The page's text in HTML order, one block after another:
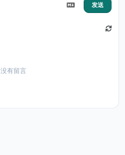
发送
没有留言